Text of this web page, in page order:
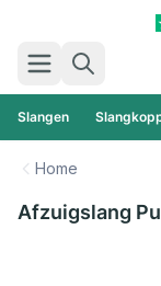
Zoek
Slangen
Home
Afzuigslang